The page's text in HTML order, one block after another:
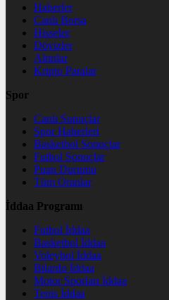
Haberler
Canlı Borsa
Hisseler
Dövizler
Altınlar
Kripto Paralar
Spor
Canlı Sonuçlar
Spor Haberleri
Basketbol Sonuçlar
Futbol Sonuçlar
Puan Durumu
Tüm Oranlar
İddaa Programı
Futbol İddaa
Basketbol İddaa
Voleybol İddaa
Bilardo İddaa
Motor Sporları İddaa
Tenis İddaa